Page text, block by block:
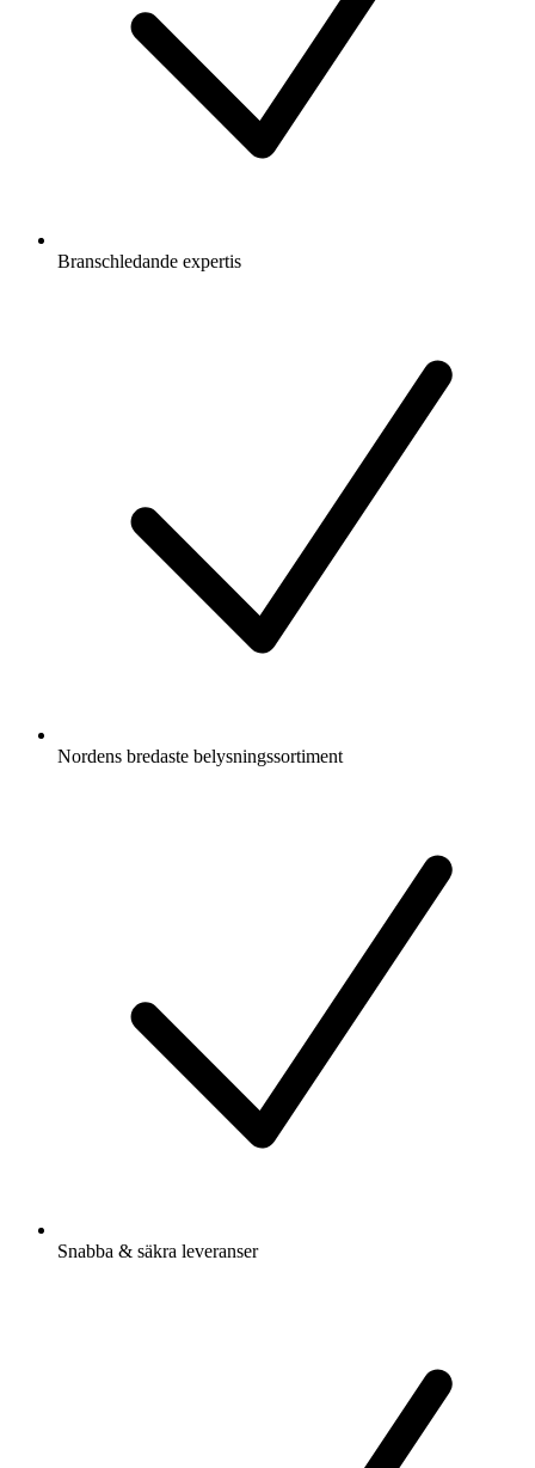
Branschledande expertis
Nordens bredaste belysningssortiment
Snabba & säkra leveranser